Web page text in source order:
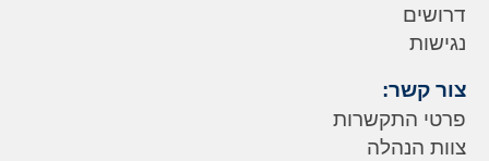
דרושים
נגישות
צור קשר:
פרטי התקשרות
צוות הנהלה